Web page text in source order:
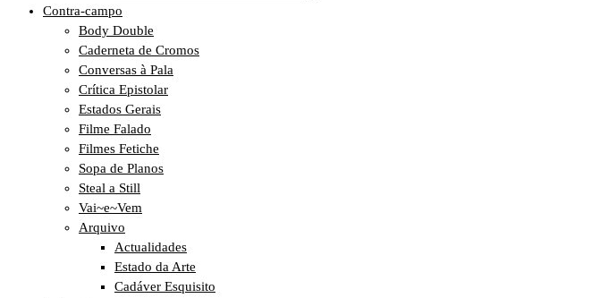
Contra-campo
Body Double
Caderneta de Cromos
Conversas à Pala
Crítica Epistolar
Estados Gerais
Filme Falado
Filmes Fetiche
Sopa de Planos
Steal a Still
Vai~e~Vem
Arquivo
Actualidades
Estado da Arte
Cadáver Esquisito